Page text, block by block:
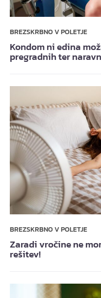
BREZSKRBNO V POLETJE
Kondom ni edina
pregradnih ter
BREZSKRBNO V POLETJE
Zaradi vročine ne
rešitev!